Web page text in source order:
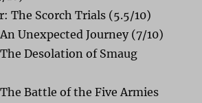
The Scorch Trials (5.5/10)
Unexpected Journey (7/10)
Desolation of Smaug
Battle of the Five Armies